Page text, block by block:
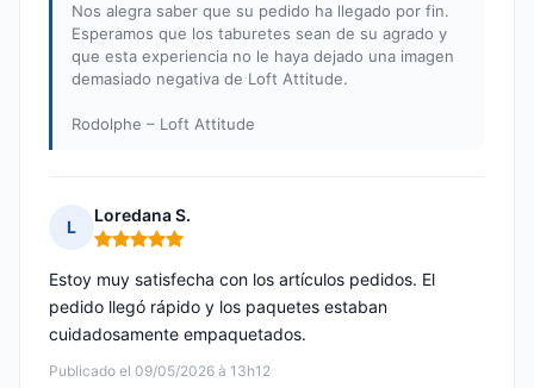
Nos alegra saber que su pedido ha llegado por fin.
Esperamos que los taburetes sean de su agrado y
que esta experiencia no le haya dejado una imagen
demasiado negativa de Loft Attitude.
Rodolphe – Loft Attitude
L
Loredana S.
Nota: 5 de 5
Publicado el 09/05/2026 à 13h12
Estoy muy satisfecha con los artículos pedidos. El
pedido llegó rápido y los paquetes estaban
cuidadosamente empaquetados.